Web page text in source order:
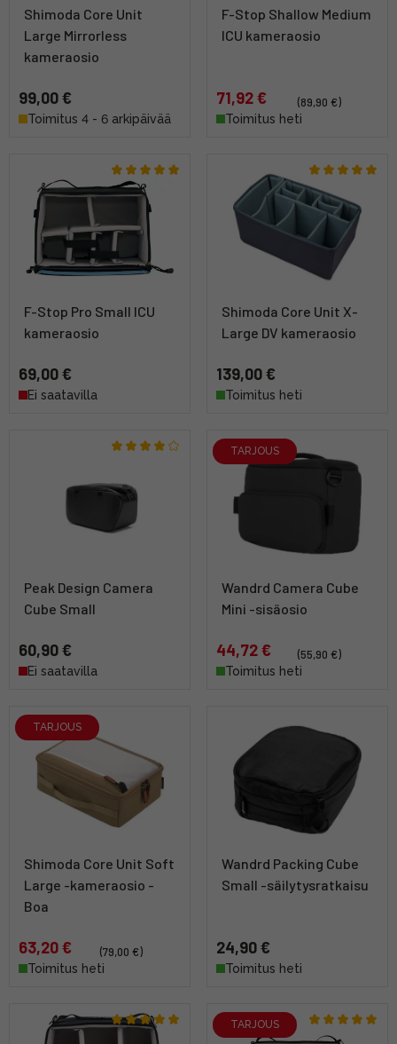
Shimoda Core Unit
Large Mirrorless
kameraosio
99,00 €
Toimitus 4 - 6 arkipäivää
F-Stop Shallow Medium
ICU kameraosio
71,92 €
(89,90 €)
Toimitus heti
F-Stop Pro Small ICU
kameraosio
69,00 €
Ei saatavilla
Shimoda Core Unit X-
Large DV kameraosio
139,00 €
Toimitus heti
Peak Design Camera
Cube Small
60,90 €
Ei saatavilla
TARJOUS
Wandrd Camera Cube
Mini -sisäosio
44,72 €
(55,90 €)
Toimitus heti
TARJOUS
Shimoda Core Unit Soft
Large -kameraosio -
Boa
63,20 €
(79,00 €)
Toimitus heti
Wandrd Packing Cube
Small -säilytysratkaisu
24,90 €
Toimitus heti
TARJOUS